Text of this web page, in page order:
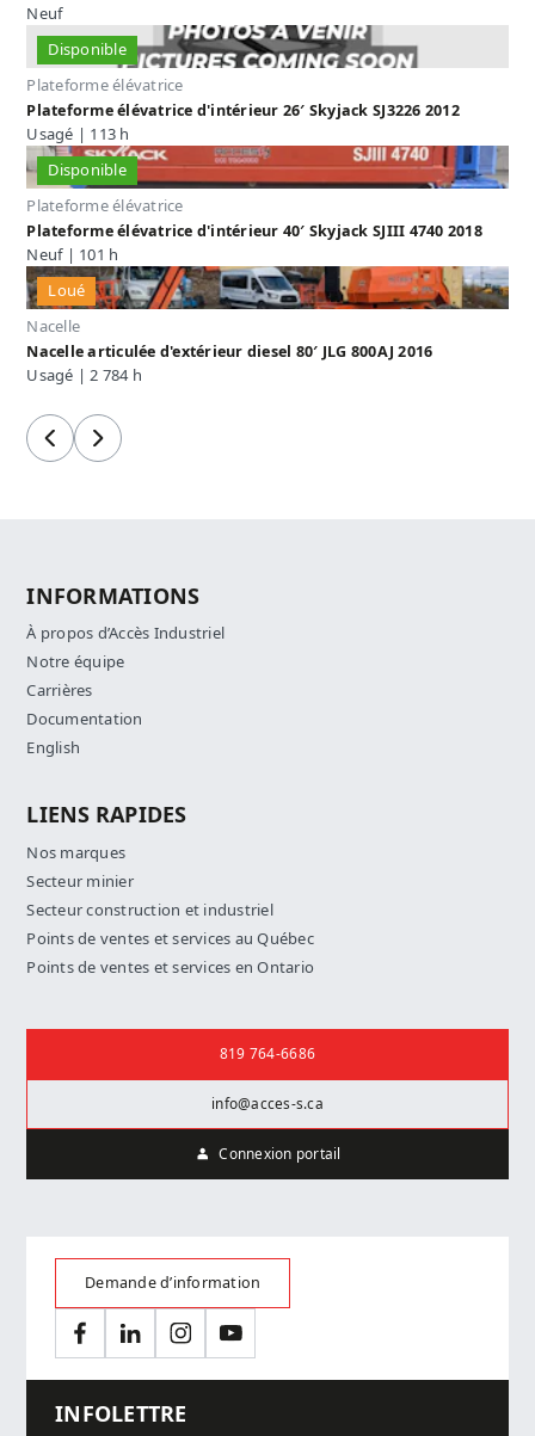
Neuf
Disponible
Plateforme élévatrice
Plateforme élévatrice d'intérieur 26′ Skyjack SJ3226 2012
Usagé | 113 h
Disponible
Plateforme élévatrice
Plateforme élévatrice d'intérieur 40′ Skyjack SJIII 4740 2018
Neuf | 101 h
Loué
Nacelle
Nacelle articulée d'extérieur diesel 80′ JLG 800AJ 2016
Usagé | 2 784 h
PrécédentSuivant
INFORMATIONS
À propos d’Accès Industriel
Notre équipe
Carrières
Documentation
English
LIENS RAPIDES
Nos marques
Secteur minier
Secteur construction et industriel
Points de ventes et services au Québec
Points de ventes et services en Ontario
819 764-6686
info@acces-s.ca
Connexion portail
Demande d’information
FacebookLinkedInInstagramYouTube
INFOLETTRE